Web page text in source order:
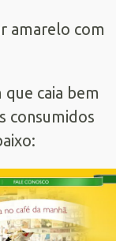
amarelo com
que caia bem
consumidos